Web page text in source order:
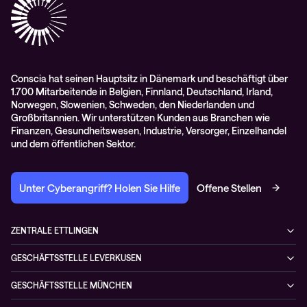
RMA-Antrag
AGB
Conscia hat seinen Hauptsitz in Dänemark und beschäftigt über
1.700 Mitarbeitende in Belgien, Finnland, Deutschland, Irland,
Norwegen, Slowenien, Schweden, den Niederlanden und
Großbritannien. Wir unterstützen Kunden aus Branchen wie
Finanzen, Gesundheitswesen, Industrie, Versorger, Einzelhandel
und dem öffentlichen Sektor.
Unter Cyberangriff? Holen Sie Hilfe Offene Stellen
ZENTRALE ETTLINGEN
Otto-Hahn-Str. 18
76275 Ettlingen
Deutschland
GESCHÄFTSSTELLE LEVERKUSEN
Düsseldorfer Straße 29
51379 Leverkusen
GESCHÄFTSSTELLE MÜNCHEN